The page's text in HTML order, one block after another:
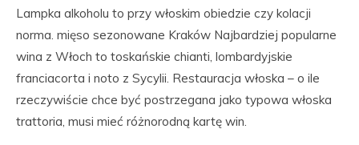
Lampka alkoholu to przy włoskim obiedzie czy kolacji
norma. mięso sezonowane Kraków Najbardziej popularne
wina z Włoch to toskańskie chianti, lombardyjskie
franciacorta i noto z Sycylii. Restauracja włoska – o ile
rzeczywiście chce być postrzegana jako typowa włoska
trattoria, musi mieć różnorodną kartę win.